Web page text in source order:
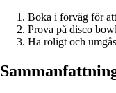
Boka i förväg för
Prova på disco
Ha roligt och